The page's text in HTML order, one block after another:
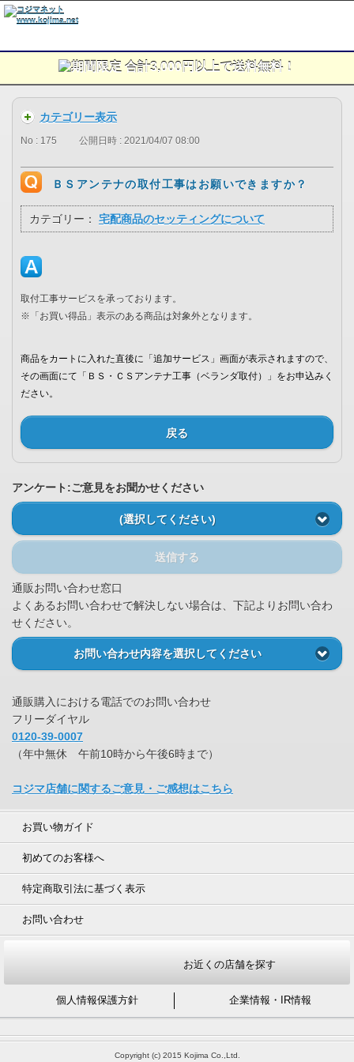
カテゴリー表示
No : 175 公開日時 : 2021/04/07 08:00
ＢＳアンテナの取付工事はお願いできますか？
カテゴリー： 宅配商品のセッティングについて
取付工事サービスを承っております。
※「お買い得品」表示のある商品は対象外となります。
商品をカートに入れた直後に「追加サービス」画面が表示されますので、
その画面にて「ＢＳ・ＣＳアンテナ工事（ベランダ取付）」をお申込みく
ださい。
戻る
アンケート:ご意見をお聞かせください
(選択してください)
送信する
通販お問い合わせ窓口
よくあるお問い合わせで解決しない場合は、下記よりお問い合わ
せください。
お問い合わせ内容を選択してください
通販購入における電話でのお問い合わせ
フリーダイヤル
0120-39-0007
（年中無休 午前10時から午後6時まで）
コジマ店舗に関するご意見・ご感想はこちら
お買い物ガイド
初めてのお客様へ
特定商取引法に基づく表示
お問い合わせ
お近くの店舗を探す
個人情報保護方針 企業情報・IR情報
Copyright (c) 2015 Kojima Co.,Ltd.